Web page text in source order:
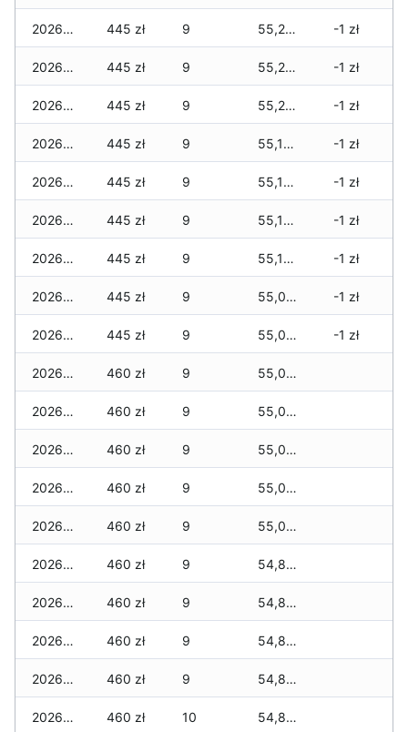
2026-04-20 445 zł 9 55,205 zł -1 zł
2026-04-19 445 zł 9 55,205 zł -1 zł
2026-04-18 445 zł 9 55,205 zł -1 zł
2026-04-17 445 zł 9 55,150 zł -1 zł
2026-04-16 445 zł 9 55,150 zł -1 zł
2026-04-15 445 zł 9 55,100 zł -1 zł
2026-04-14 445 zł 9 55,100 zł -1 zł
2026-04-13 445 zł 9 55,035 zł -1 zł
2026-04-12 445 zł 9 55,035 zł -1 zł
2026-04-11 460 zł 9 55,035 zł
2026-04-10 460 zł 9 55,035 zł
2026-04-09 460 zł 9 55,035 zł
2026-04-08 460 zł 9 55,035 zł
2026-04-07 460 zł 9 55,035 zł
2026-04-06 460 zł 9 54,855 zł
2026-04-05 460 zł 9 54,855 zł
2026-04-04 460 zł 9 54,855 zł
2026-04-03 460 zł 9 54,855 zł
2026-04-02 460 zł 10 54,825 zł